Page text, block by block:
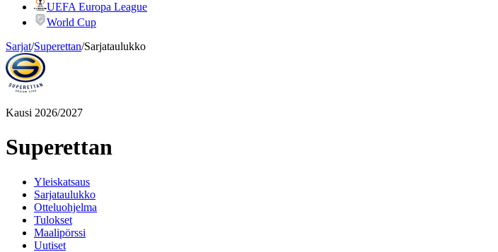
UEFA Europa League
World Cup
Sarjat/Superettan/Sarjataulukko
Kausi 2026/2027
Superettan
Yleiskatsaus
Sarjataulukko
Otteluohjelma
Tulokset
Maalipörssi
Uutiset